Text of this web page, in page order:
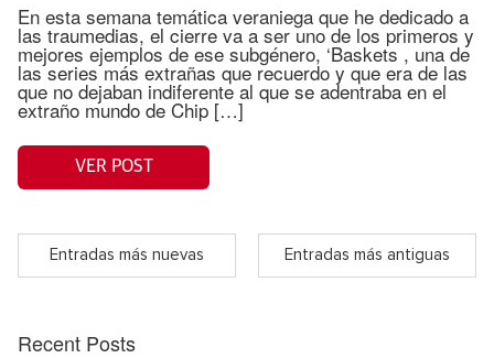
En esta semana temática veraniega que he dedicado a
las traumedias, el cierre va a ser uno de los primeros y
mejores ejemplos de ese subgénero, ‘Baskets , una de
las series más extrañas que recuerdo y que era de las
que no dejaban indiferente al que se adentraba en el
extraño mundo de Chip […]
VER POST
Entradas más nuevas Entradas más antiguas
Recent Posts